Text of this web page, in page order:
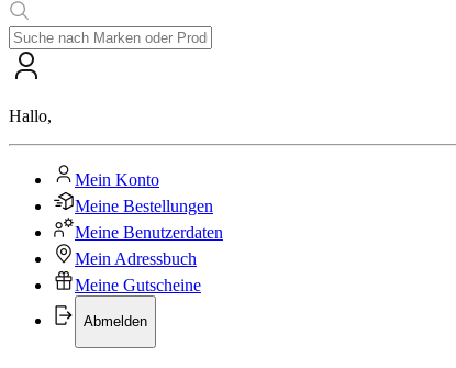
Hallo,
Mein Konto
Meine Bestellungen
Meine Benutzerdaten
Mein Adressbuch
Meine Gutscheine
Abmelden